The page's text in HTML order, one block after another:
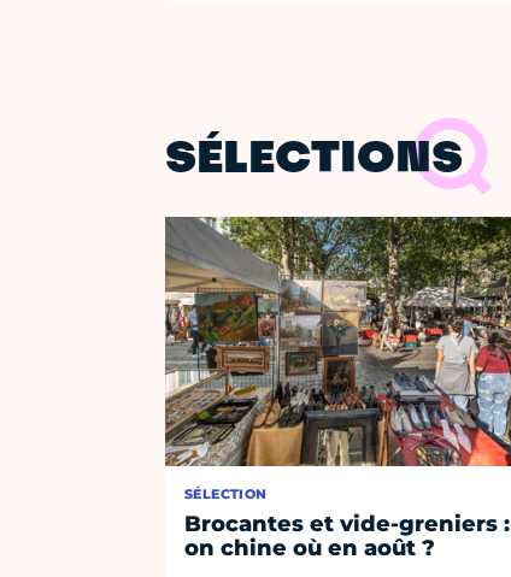
SÉLECTIONS
SÉLECTION
Brocantes et vide-greniers :
on chine où en août ?